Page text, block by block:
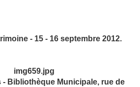
- 15 - 16 septembre 2012.
- Bibliothèque Municipale, rue de